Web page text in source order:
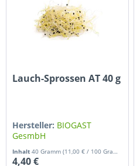
Lauch-Sprossen AT 40 g
Hersteller: BIOGAST
GesmbH
Inhalt40 Gramm(11,00 € / 100 Gramm)
4,40 €